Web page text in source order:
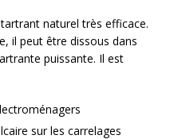
naturel très efficace.
il peut être dissous dans
puissante. Il est
sur les carrelages